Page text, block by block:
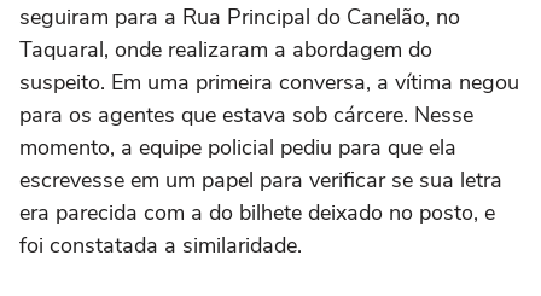
seguiram para a Rua Principal do Canelão, no
Taquaral, onde realizaram a abordagem do
suspeito. Em uma primeira conversa, a vítima negou
para os agentes que estava sob cárcere. Nesse
momento, a equipe policial pediu para que ela
escrevesse em um papel para verificar se sua letra
era parecida com a do bilhete deixado no posto, e
foi constatada a similaridade.